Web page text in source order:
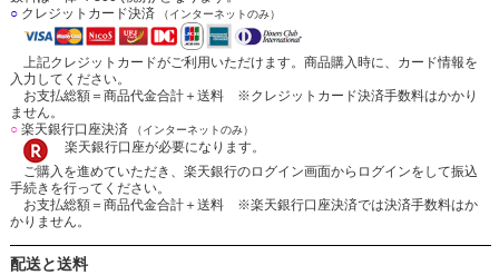
○クレジットカード決済 （インターネットのみ）
上記クレジットカードがご利用いただけます。商品購入時に、カード情報を
入力してください。
お支払総額＝商品代金合計＋送料 ※クレジットカード決済手数料はかかり
ません。
○楽天銀行口座決済 （インターネットのみ）
楽天銀行口座が必要になります。
ご購入を進めていただき、楽天銀行のログイン画面からログインをして振込
手続きを行ってください。
お支払総額＝商品代金合計＋送料 ※楽天銀行口座決済では決済手数料はか
かりません。
配送と送料